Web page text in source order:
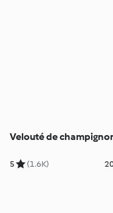
Velouté de
5 (1.6K)